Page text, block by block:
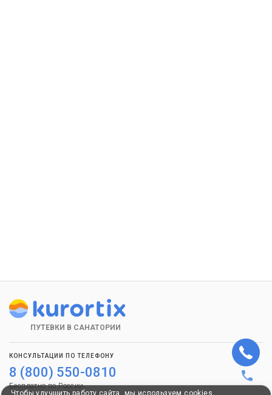
ПУТЕВКИ В САНАТОРИИ
КОНСУЛЬТАЦИИ ПО ТЕЛЕФОНУ
8 (800) 550-0810
Бесплатно по России
Чтобы улучшить работу сайта, мы используем cookies.